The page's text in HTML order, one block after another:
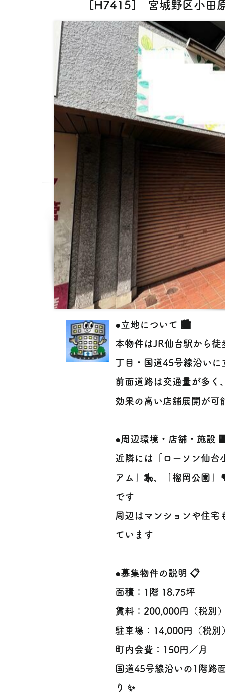
[H7415] 宮城野区小田
●立地について 🏙️
本物件はJR仙台駅から
丁目・国道45号線沿いに
前面道路は交通量が多く
効果の高い店舗展開が可
●周辺環境・店舗・施設
近隣には「ローソン仙台
アム」🎠、「榴岡公園」
です
周辺はマンションや住宅
ています
●募集物件の説明 📋
面積：1階 18.75坪
賃料：200,000円（税別
駐車場：14,000円（税
町内会費：150円／月
国道45号線沿いの1階路
り ✨